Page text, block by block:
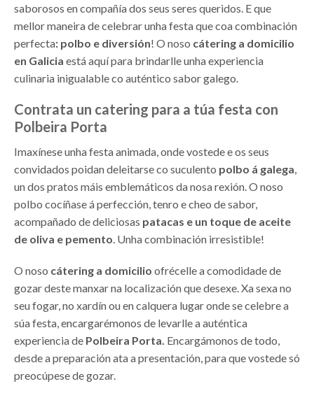
saborosos en compañía dos seus seres queridos. E que
mellor maneira de celebrar unha festa que coa combinación
perfecta: polbo e diversión! O noso cátering a domicilio
en Galicia está aquí para brindarlle unha experiencia
culinaria inigualable co auténtico sabor galego.
Contrata un catering para a túa festa con
Polbeira Porta
Imaxínese unha festa animada, onde vostede e os seus
convidados poidan deleitarse co suculento polbo á galega
un dos pratos máis emblemáticos da nosa rexión. O noso
polbo cocíñase á perfección, tenro e cheo de sabor,
acompañado de deliciosas patacas e un toque de aceite
de oliva e pemento . Unha combinación irresistible!
O noso cátering a domicilio ofrécelle a comodidade de
gozar deste manxar na localización que desexe. Xa sexa no
seu fogar, no xardín ou en calquera lugar onde se celebre a
súa festa, encargarémonos de levarlle a auténtica
experiencia de Polbeira Porta. Encargámonos de todo,
desde a preparación ata a presentación, para que vostede só
preocúpese de gozar.